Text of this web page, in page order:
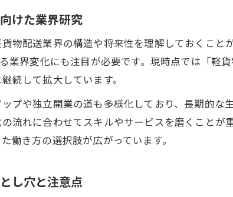
荷主探しと直受け案件
自立のための業界情報
けた業界研究
物配送業界の構造や将来性を理解しておくこと
業界変化にも注目が必要です。現時点では「軽
続して拡大しています。
プや独立開業の道も多様化しており、長期的
流れに合わせてスキルやサービスを磨くこと
働き方の選択肢が広がっています。
し穴と注意点